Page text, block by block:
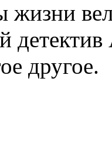
жизни
детектив
другое.